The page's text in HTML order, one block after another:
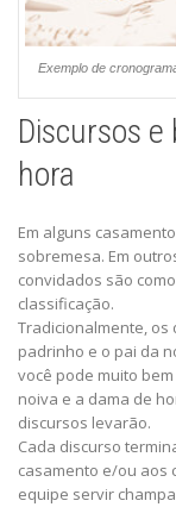
Exemplo de
Discursos
hora
Em alguns
sobremesa. Em
convidados são
classificação.
Tradicionalmente,
padrinho e o pai da
você pode muito
noiva e a dama de
discursos levarão.
Cada discurso
casamento e/ou aos
equipe servir